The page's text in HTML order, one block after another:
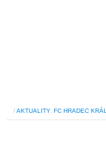
/AKTUALITY, FC HRADEC